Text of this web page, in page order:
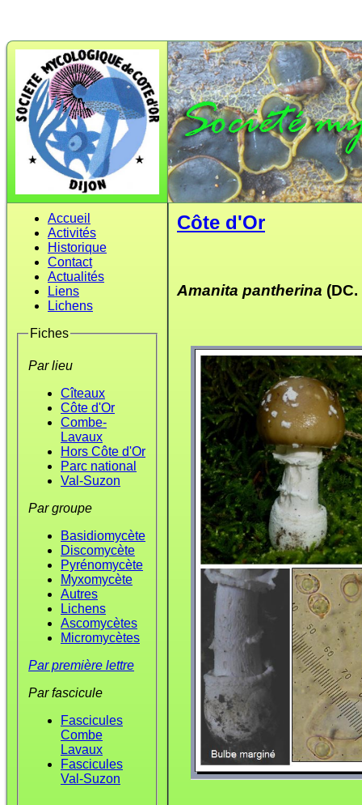
Accueil
Activités
Historique
Contact
Actualités
Liens
Lichens
Fiches
Par lieu
Cîteaux
Côte d'Or
Combe-
Lavaux
Hors Côte d'Or
Parc national
Val-Suzon
Par groupe
Basidiomycète
Discomycète
Pyrénomycète
Myxomycète
Autres
Lichens
Ascomycètes
Micromycètes
Par première lettre
Par fascicule
Fascicules
Combe
Lavaux
Fascicules
Val-Suzon
Côte d'Or
Amanita pantherina